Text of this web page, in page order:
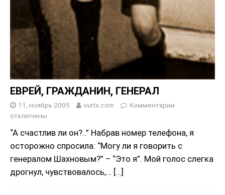
ЕВРЕЙ, ГРАЖДАНИН, ГЕНЕРАЛ
11, ноябрь 2005 ourtx.com
Комментарии
отключены
“А счастлив ли он?..” Набрав номер телефона, я
осторожно спросила: “Могу ли я говорить с
генералом Шахновым?” – “Это я”. Мой голос слегка
дрогнул, чувствовалось,… […]